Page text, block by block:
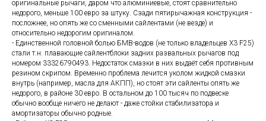
оригинальные рычаги, даром что алюминиевые, стоят сравнительно
недорого, меньше 100 евро за штуку. Сзади пятирычажная конструкция -
посложнее, но опять же со сменными сайлентами (не везде) и
относительно недорогим оригиналом.
- Единственной головной болью БМВ-водов (не только владельцев X3 F25)
стали т.н. плавающие сайлентблоки задних развальных рычагов под
номером 33326790493. Недостаток смазки в них выдаёт себя противным
резином скрипом. Временно проблема лечится уколом жидкой смазки
внутрь (например, масла для АКПП), но стоят эти сайленты опять же
недорого, в районе 30 евро. В остальном до 100 тысяч по подвеске
обычно вообще ничего не делают - даже стойки стабилизатора и
амортизаторы обычно родные.